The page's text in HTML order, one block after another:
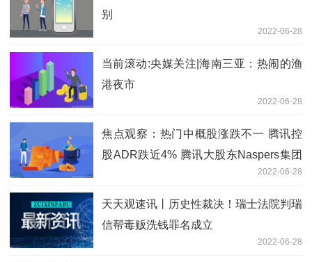
别
2022-06-28
当前滚动:央媒关注|海南三亚：热闹的渔
港夜市
2022-06-28
焦点观察：热门中概股涨跌不一 腾讯控
股ADR跌近4% 腾讯大股东Naspers集团
2022-06-28
天天观速讯丨历史性裁决！瑞士法院判瑞
信帮毒贩洗钱罪名成立
2022-06-28